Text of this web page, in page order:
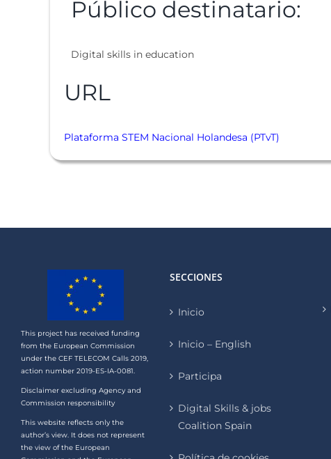
Público destinatario:
Digital skills in education
URL
Plataforma STEM Nacional Holandesa (PTvT)
This project has received funding
from the European Commission
under the CEF TELECOM Calls 2019,
action number 2019-ES-IA-0081.
Disclaimer excluding Agency and
Commission responsibility
This website reflects only the
author’s view. It does not represent
the view of the European
SECCIONES
Inicio
Inicio – English
Participa
Digital Skills & jobs
Coalition Spain